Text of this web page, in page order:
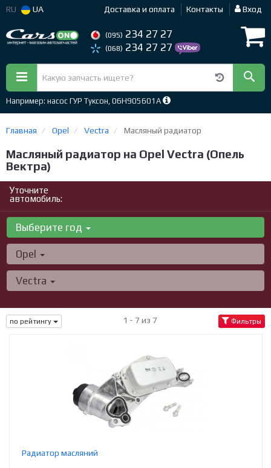
RU UA Доставка и оплата Контакты Вход
(095) 234 27 27
(068) 234 27 27
Например: насос ГУР Туксон, 06H905601A
Главная Opel Vectra Масляный радиатор
Масляный радиатор на Opel Vectra (Опель
Вектра)
Уточните
автомобиль:
Выберите год
Opel
Vectra
по рейтингу 1 - 7 из 7 Фильтры
Радиатор масляний